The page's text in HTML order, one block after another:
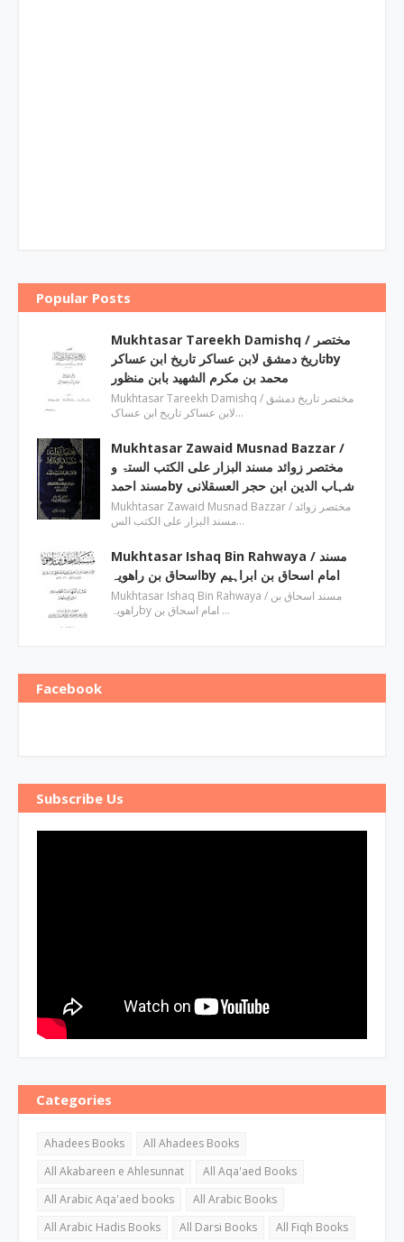
Popular Posts
Mukhtasar Tareekh Damishq ‎/ مختصر
تاریخ دمشق لابن عساکر تاریخ ابن عساکرby
‎محمد بن مکرم الشھید بابن منظور
Mukhtasar Tareekh Damishq ‎/ مختصر تاریخ دمشق
لابن عساکر تاریخ ابن عساک…
Mukhtasar Zawaid Musnad Bazzar ‎/
مختصر زوائد مسند البزار علی الکتب الستۃ و
مسند احمدby ‎شہاب الدین ابن حجر العسقلانی
Mukhtasar Zawaid Musnad Bazzar ‎/ مختصر زوائد
مسند البزار علی الکتب الس…
Mukhtasar Ishaq Bin Rahwaya ‎/ مسند
اسحاق بن راھویہby ‎امام اسحاق بن ابراہیم
Mukhtasar Ishaq Bin Rahwaya ‎/ مسند اسحاق بن
راھویہby ‎امام اسحاق بن …
Facebook
Subscribe Us
Categories
Ahadees Books
All Ahadees Books
All Akabareen e Ahlesunnat
All Aqa'aed Books
All Arabic Aqa'aed books
All Arabic Books
All Arabic Hadis Books
All Darsi Books All Fiqh Books